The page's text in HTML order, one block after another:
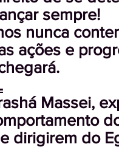
sempre!
nunca
ações e
Massei,
dirigirem do